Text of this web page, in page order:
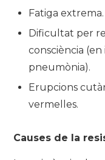
Fatiga extrema.
Dificultat per
consciència
pneumònia).
Erupcions
vermelles.
Causes de la